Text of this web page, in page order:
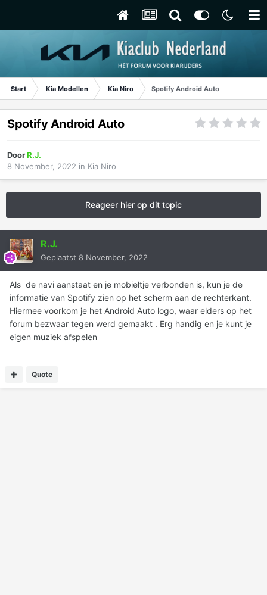
Start Kia Modellen Kia Niro Spotify Android Auto
Spotify Android Auto
DoorR.J.
8 November, 2022 in Kia Niro
Reageer hier op dit topic
R.J.
Geplaatst 8 November, 2022
Als de navi aanstaat en je mobieltje verbonden is, kun je de
informatie van Spotify zien op het scherm aan de rechterkant.
Hiermee voorkom je het Android Auto logo, waar elders op het
forum bezwaar tegen werd gemaakt . Erg handig en je kunt je
eigen muziek afspelen
Quote